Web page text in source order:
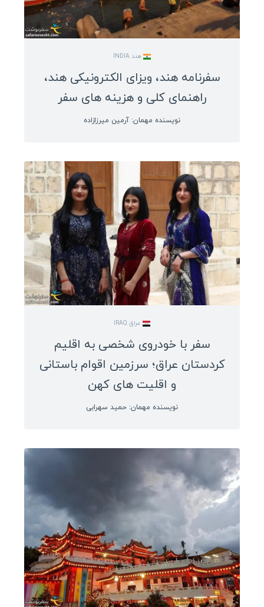
هند INDIA
سفرنامه هند، ویزای الکترونیکی هند،
راهنمای کلی و هزینه های سفر
نویسنده مهمان: آرمین میرزازاده
عراق IRAQ
سفر با خودروی شخصی به اقلیم
کردستان عراق؛ سرزمین اقوام باستانی
و اقلیت های کهن
نویسنده مهمان: حمید سهرابی